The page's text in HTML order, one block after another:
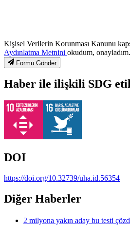
Kişisel Verilerin Korunması Kanunu
Aydınlatma Metnini okudum, onayladım.
Formu Gönder
Haber ile ilişkili SDG
DOI
https://doi.org/10.32739/uha.id.56354
Diğer Haberler
2 milyona yakın aday bu testi